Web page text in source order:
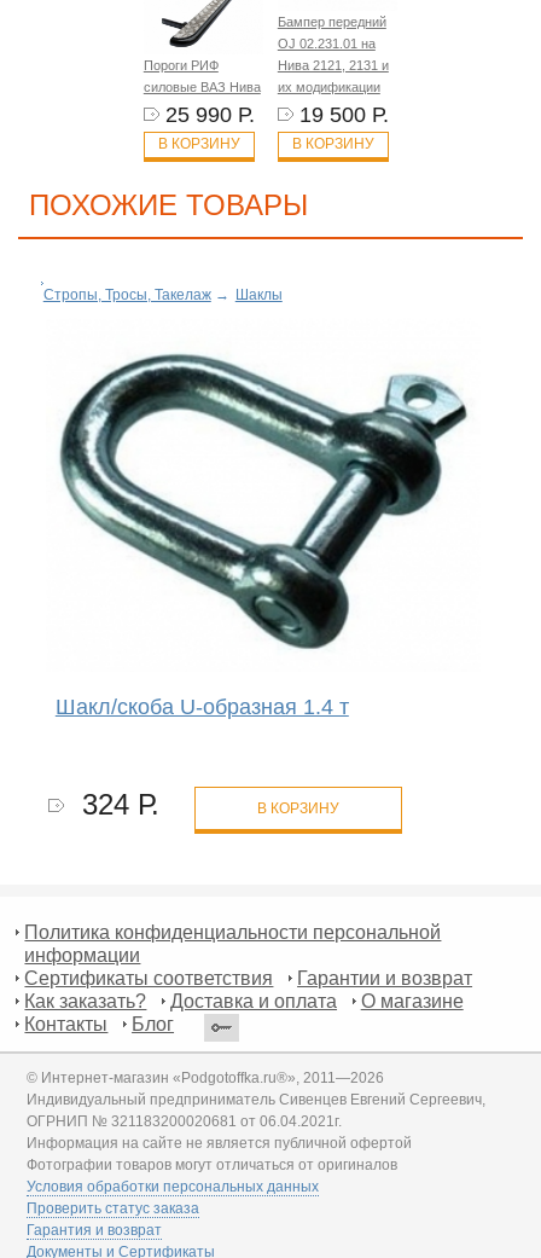
Пороги РИФ
силовые ВАЗ Нива
25 990 Р.
В КОРЗИНУ
Бампер передний
OJ 02.231.01 на
Нива 2121, 2131 и
их модификации
19 500 Р.
В КОРЗИНУ
ПОХОЖИЕ ТОВАРЫ
Стропы, Тросы, Такелаж→ Шаклы
Шакл/скоба U-образная 1.4 т
324 Р. В КОРЗИНУ
Политика конфиденциальности персональной
информации
Сертификаты соответствия
Гарантии и возврат
Как заказать?
Доставка и оплата
О магазине
Контакты
Блог
© Интернет-магазин «Podgotoffka.ru®», 2011—2026
Индивидуальный предприниматель Сивенцев Евгений Сергеевич,
ОГРНИП № 321183200020681 от 06.04.2021г.
Информация на сайте не является публичной офертой
Фотографии товаров могут отличаться от оригиналов
Условия обработки персональных данных
Проверить статус заказа
Гарантия и возврат
Документы и Сертификаты